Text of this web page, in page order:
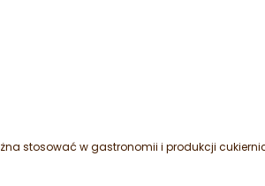
stosować w gastronomii i produkcji